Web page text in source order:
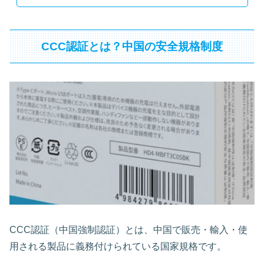
CCC認証とは？中国の安全規格制度
CCC認証（中国強制認証）とは、中国で販売・輸入・使
用される製品に義務付けられている国家規格です。